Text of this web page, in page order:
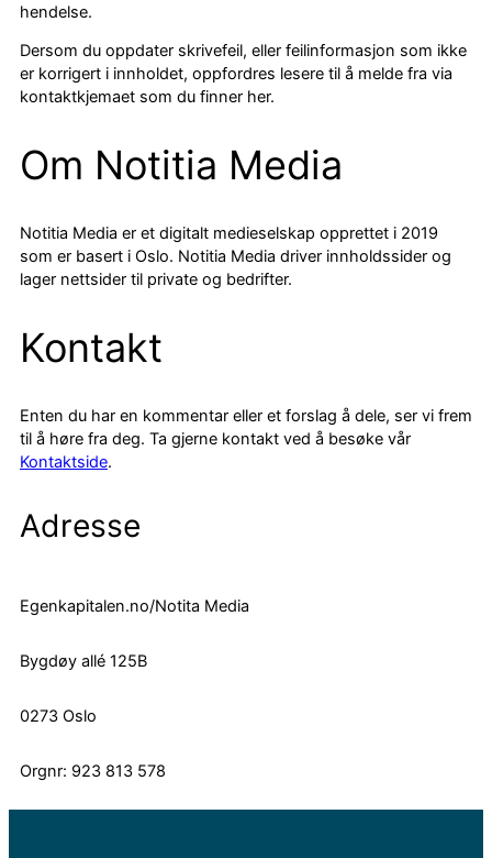
hendelse.
Dersom du oppdater skrivefeil, eller feilinformasjon som ikke
er korrigert i innholdet, oppfordres lesere til å melde fra via
kontaktkjemaet som du finner her.
Om Notitia Media
Notitia Media er et digitalt medieselskap opprettet i 2019
som er basert i Oslo. Notitia Media driver innholdssider og
lager nettsider til private og bedrifter.
Kontakt
Enten du har en kommentar eller et forslag å dele, ser vi frem
til å høre fra deg. Ta gjerne kontakt ved å besøke vår
Kontaktside.
Adresse
Egenkapitalen.no/Notita Media
Bygdøy allé 125B
0273 Oslo
Orgnr: 923 813 578